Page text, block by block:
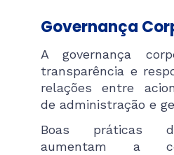
Governança
A governança
transparência e
relações entre
de administração e
Boas práticas
aumentam a